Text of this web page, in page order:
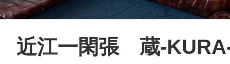
SMS
近江一閑張 蔵-
地域に導入を